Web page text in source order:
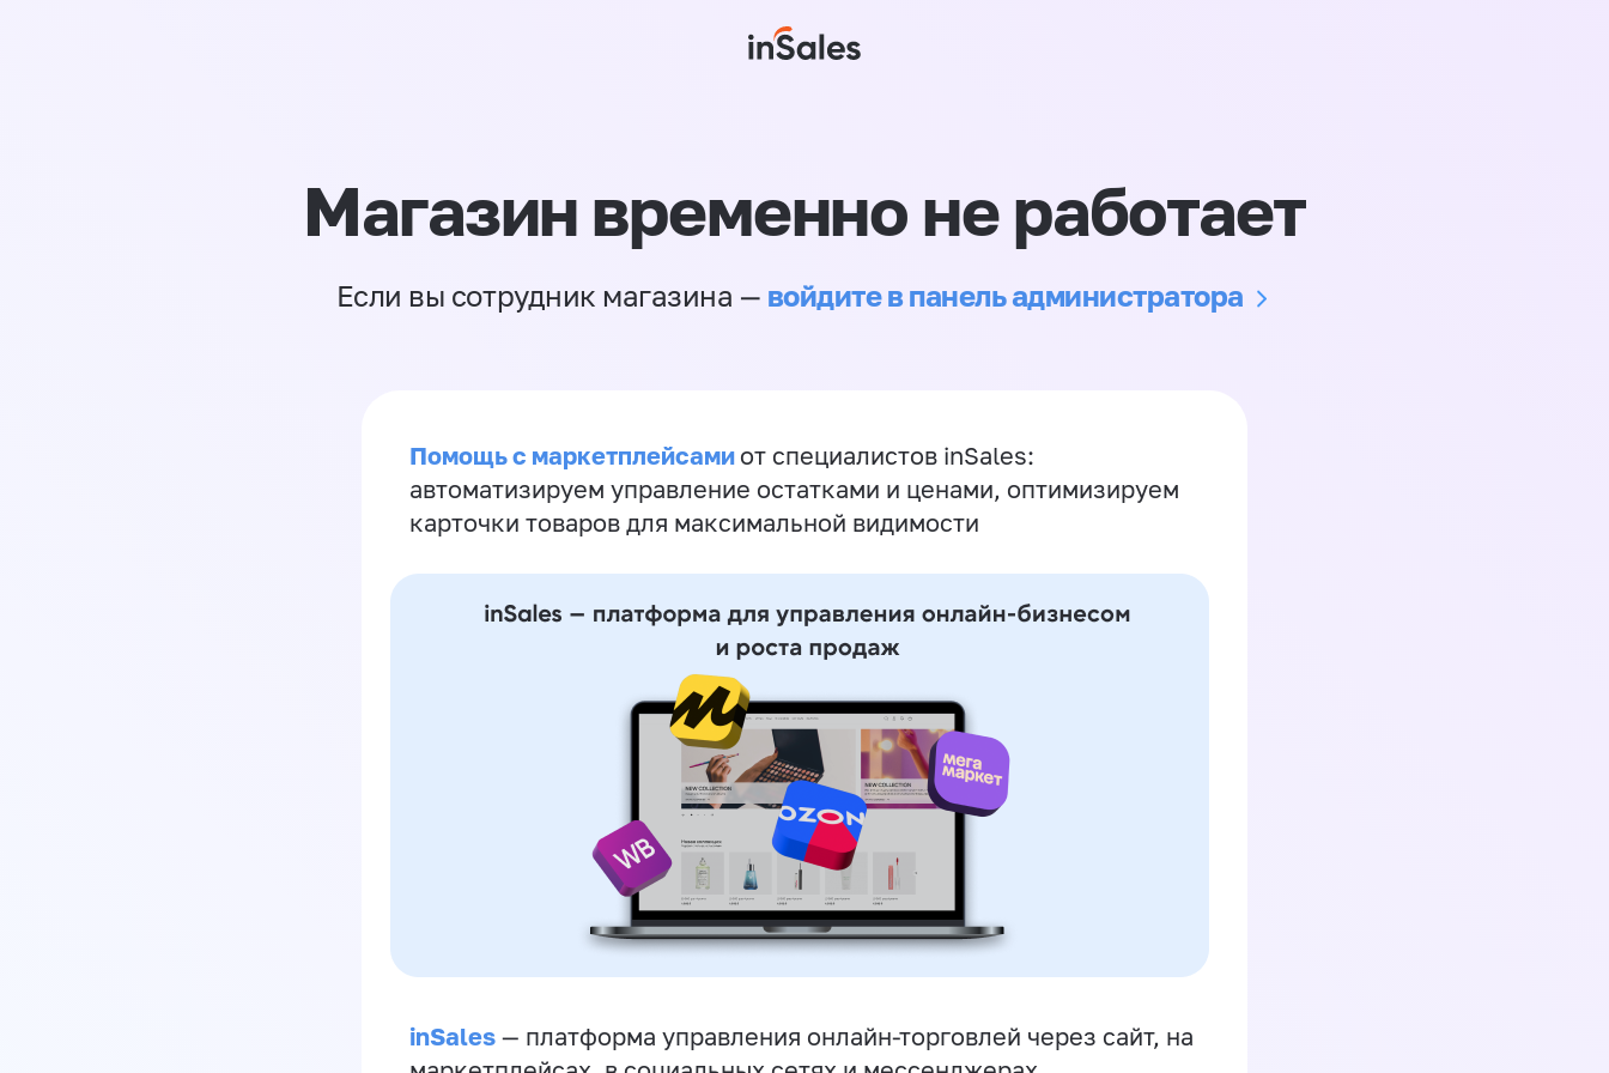
Магазин временно не работает
Если вы сотрудник магазина — войдите в панель администратора
Помощь с маркетплейсами от специалистов inSales:
автоматизируем управление остатками и ценами, оптимизируем
карточки товаров для максимальной видимости
inSales — платформа управления онлайн-торговлей через сайт, на